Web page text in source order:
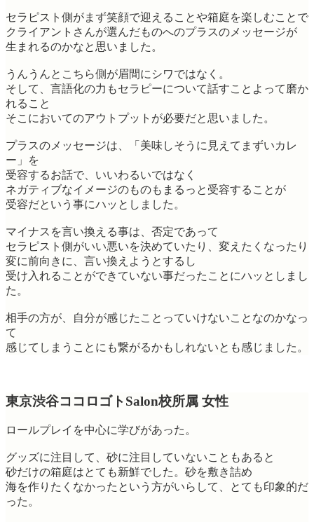
セラピスト側がまず笑顔で迎えることや箱庭を楽しむことで
クライアントさんが選んだものへのプラスのメッセージが
生まれるのかなと思いました。
うんうんとこちら側が眉間にシワではなく。
そして、言語化の力もセラピーについて話すことよって磨か
れること
そこにおいてのアウトプットが必要だと思いました。
プラスのメッセージは、「美味しそうに見えてまずいカレ
ー」を
受容するお話で、いいわるいではなく
ネガティブなイメージのものもまるっと受容することが
受容だという事にハッとしました。
マイナスを言い換える事は、否定であって
セラピスト側がいい悪いを決めていたり、変えたくなったり
変に前向きに、言い換えようとするし
受け入れることができていない事だったことにハッとしまし
た。
相手の方が、自分が感じたことっていけないことなのかなっ
て
感じてしまうことにも繋がるかもしれないとも感じました。
東京渋谷ココロゴトSalon校所属 女性
ロールプレイを中心に学びがあった。
グッズに注目して、砂に注目していないこともあると
砂だけの箱庭はとても新鮮でした。砂を敷き詰め
海を作りたくなかったという方がいらして、とても印象的だ
った。